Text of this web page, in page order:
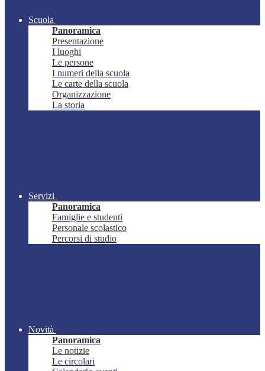
Scuola
Panoramica
Presentazione
I luoghi
Le persone
I numeri della scuola
Le carte della scuola
Organizzazione
La storia
Servizi
Panoramica
Famiglie e studenti
Personale scolastico
Percorsi di studio
Novità
Panoramica
Le notizie
Le circolari